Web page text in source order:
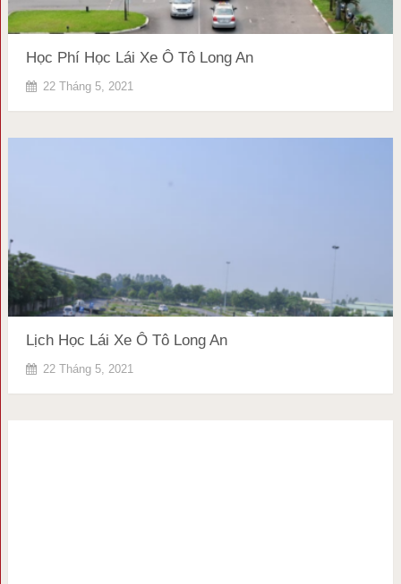
Học Phí Học Lái Xe Ô Tô Long An
22 Tháng 5, 2021
Lịch Học Lái Xe Ô Tô Long An
22 Tháng 5, 2021